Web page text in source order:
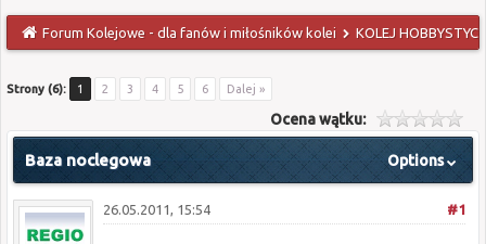
Forum Kolejowe - dla fanów i miłośników kolei KOLEJ
Strony (6): 1 2 3 4 5 6 Dalej »
Ocena wątku:
Options
Baza noclegowa
#1
26.05.2011, 15:54